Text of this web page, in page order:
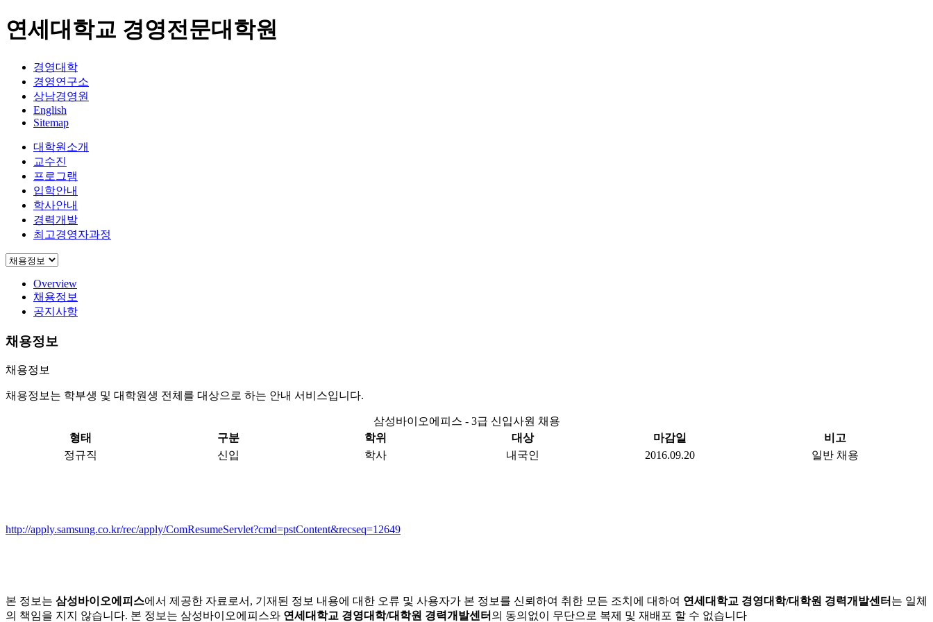
연세대학교 경영전문대학원
경영대학
경영연구소
상남경영원
English
Sitemap
대학원소개
교수진
프로그램
입학안내
학사안내
경력개발
최고경영자과정
Overview
채용정보
공지사항
채용정보
채용정보
채용정보는 학부생 및 대학원생 전체를 대상으로 하는 안내 서비스입니다.
삼성바이오에피스 - 3급 신입사원 채용
형태
구분 학위 대상 마감일
비고
정규직
신입 학사 내국인 2016.09.20 일반 채용
http://apply.samsung.co.kr/rec/apply/ComResumeServlet?cmd=pstContent&recseq=12649
본 정보는 삼성바이오에피스에서 제공한 자료로서, 기재된 정보 내용에 대한 오류 및 사용자가 본 정보를 신뢰하여 취한 모든 조치에 대하여 연세대학교 경영대학/대학원 경력개발센터 는 일체
의 책임을 지지 않습니다. 본 정보는 삼성바이오에피스와 연세대학교 경영대학/대학원 경력개발센터 의 동의없이 무단으로 복제 및 재배포 할 수 없습니다